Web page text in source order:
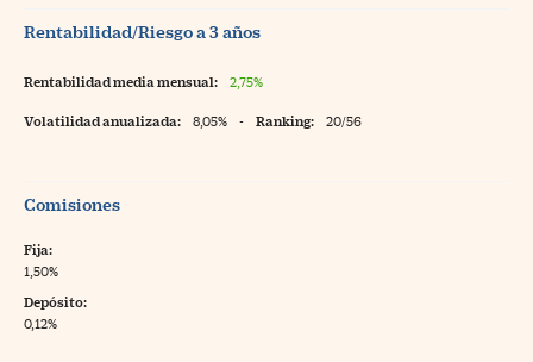
Rentabilidad/Riesgo a 3 años
Rentabilidad media mensual: 2,75%
Volatilidad anualizada: 8,05% - Ranking: 20/56
Comisiones
Fija:
1,50%
Depósito:
0,12%